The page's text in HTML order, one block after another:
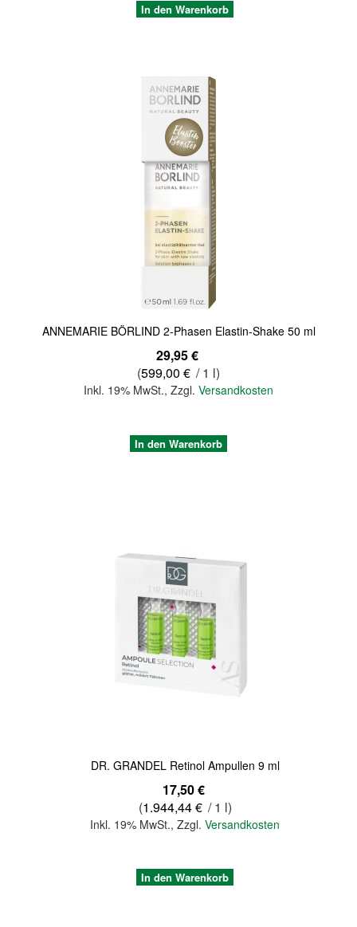
In den Warenkorb
ANNEMARIE BÖRLIND 2-Phasen Elastin-Shake 50 ml
29,95 €
(599,00 € / 1 l)
Inkl. 19% MwSt., Zzgl. Versandkosten
In den Warenkorb
DR. GRANDEL Retinol Ampullen 9 ml
17,50 €
(1.944,44 € / 1 l)
Inkl. 19% MwSt.,Zzgl.Versandkosten
In den Warenkorb